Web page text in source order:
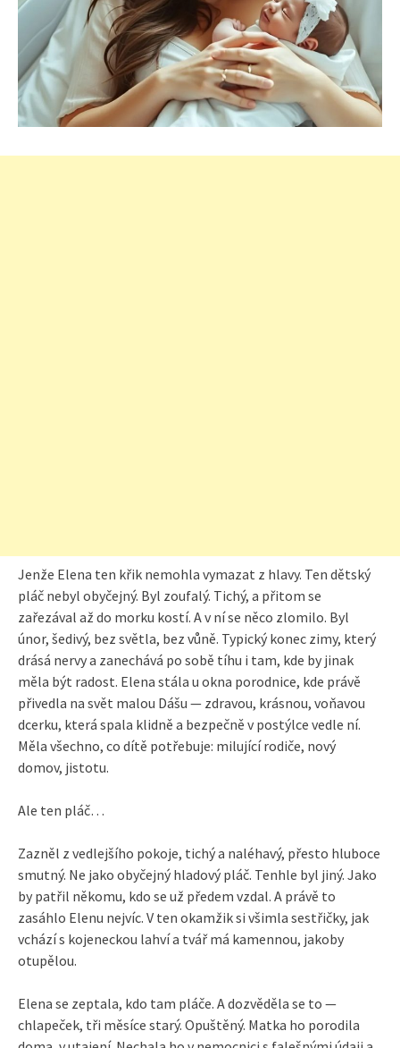
Jenže Elena ten křik nemohla vymazat z hlavy. Ten dětský
pláč nebyl obyčejný. Byl zoufalý. Tichý, a přitom se
zařezával až do morku kostí. A v ní se něco zlomilo. Byl
únor, šedivý, bez světla, bez vůně. Typický konec zimy, který
drásá nervy a zanechává po sobě tíhu i tam, kde by jinak
měla být radost. Elena stála u okna porodnice, kde právě
přivedla na svět malou Dášu — zdravou, krásnou, voňavou
dcerku, která spala klidně a bezpečně v postýlce vedle ní.
Měla všechno, co dítě potřebuje: milující rodiče, nový
domov, jistotu.
Ale ten pláč…
Zazněl z vedlejšího pokoje, tichý a naléhavý, přesto hluboce
smutný. Ne jako obyčejný hladový pláč. Tenhle byl jiný. Jako
by patřil někomu, kdo se už předem vzdal. A právě to
zasáhlo Elenu nejvíc. V ten okamžik si všimla sestřičky, jak
vchází s kojeneckou lahví a tvář má kamennou, jakoby
otupělou.
Elena se zeptala, kdo tam pláče. A dozvěděla se to —
chlapeček, tři měsíce starý. Opuštěný. Matka ho porodila